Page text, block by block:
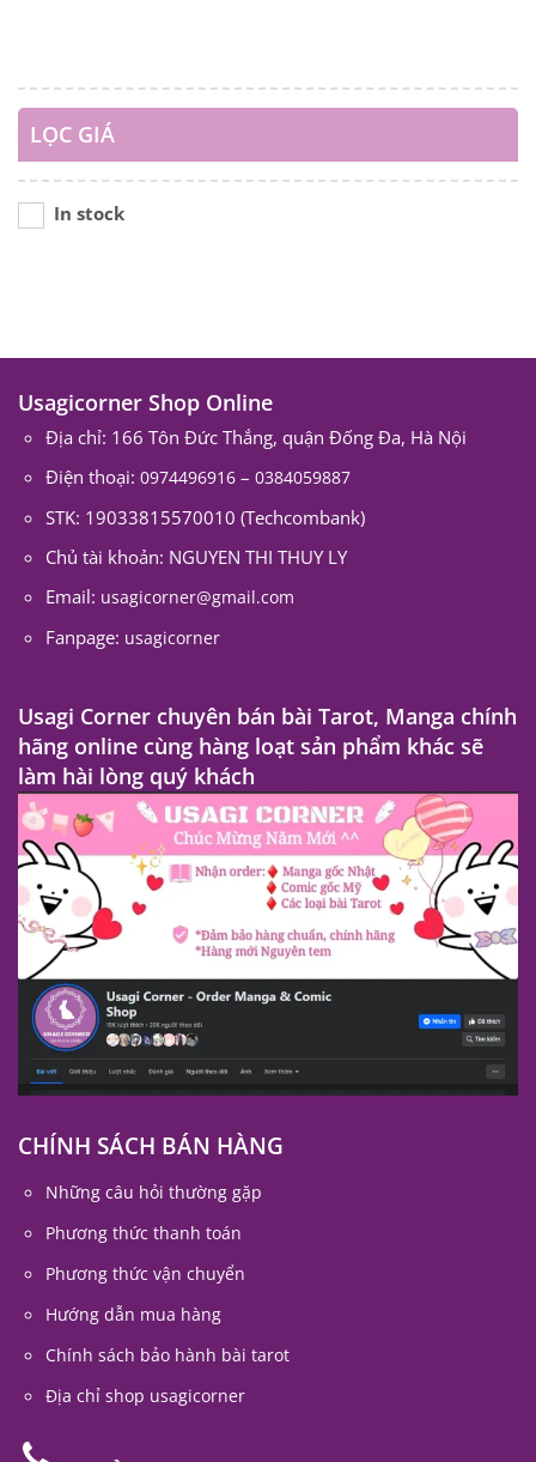
LỌC GIÁ
In stock
Usagicorner Shop Online
Địa chỉ: 166 Tôn Đức Thắng, quận Đống Đa, Hà Nội
Điện thoại: 0974496916 – 0384059887
STK: 19033815570010 (Techcombank)
Chủ tài khoản: NGUYEN THI THUY LY
Email: usagicorner@gmail.com
Fanpage: usagicorner
Usagi Corner chuyên bán bài Tarot, Manga chính
hãng online cùng hàng loạt sản phẩm khác sẽ
làm hài lòng quý khách
CHÍNH SÁCH BÁN HÀNG
Những câu hỏi thường gặp
Phương thức thanh toán
Phương thức vận chuyển
Hướng dẫn mua hàng
Chính sách bảo hành bài tarot
Địa chỉ shop usagicorner